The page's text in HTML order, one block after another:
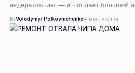
андервольтинг — и что даёт больший
ByVolodymyr Polkovnichenko4 мин. чтения